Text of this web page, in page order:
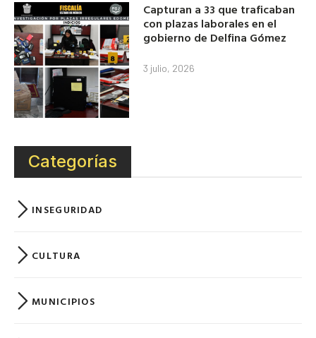
Capturan a 33 que traficaban
con plazas laborales en el
gobierno de Delfina Gómez
3 julio, 2026
Categorías
INSEGURIDAD
CULTURA
MUNICIPIOS